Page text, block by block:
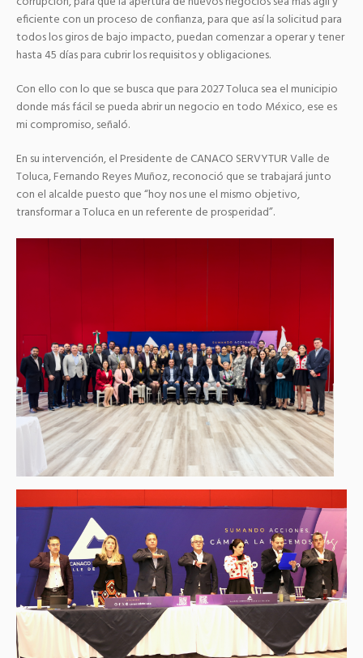
eficiente con un proceso de confianza, para que así la solicitud para
todos los giros de bajo impacto, puedan comenzar a operar y tener
hasta 45 días para cubrir los requisitos y obligaciones.
Con ello con lo que se busca que para 2027 Toluca sea el municipio
donde más fácil se pueda abrir un negocio en todo México, ese es
mi compromiso, señaló.
En su intervención, el Presidente de CANACO SERVYTUR Valle de
Toluca, Fernando Reyes Muñoz, reconoció que se trabajará junto
con el alcalde puesto que “hoy nos une el mismo objetivo,
transformar a Toluca en un referente de prosperidad”.